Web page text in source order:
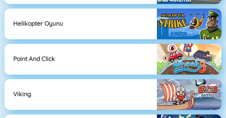
Helikopter Oyunu
Point And Click
Viking